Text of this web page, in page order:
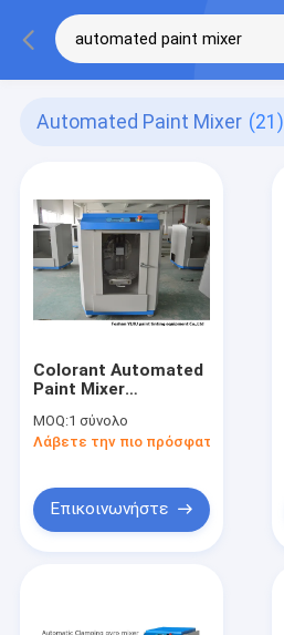
Automated Paint Mixer (21)
Colorant Automated
Paint Mixer
ταχύτητα
περιστροφής για
MOQ:1 σύνολο
Λάβετε την πιο πρόσφατη τιμή
Επικοινωνήστε